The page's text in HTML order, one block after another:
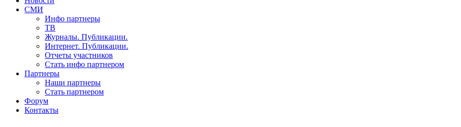
СМИ
Инфо партнеры
ТВ
Журналы. Публикации.
Интернет. Публикации.
Отчеты участников
Стать инфо партнером
Партнеры
Наши партнеры
Стать партнером
Форум
Контакты